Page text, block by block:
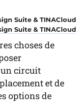
Suite & TINACloud
choses de
circuit
et de
options de